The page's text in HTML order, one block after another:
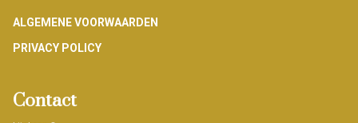
Footer
ALGEMENE VOORWAARDEN
PRIVACY POLICY
Contact